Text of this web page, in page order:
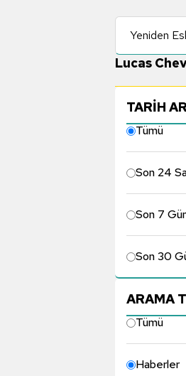
Yeniden
Lucas
TARİH
Tümü
Son 24
Son 7
Son 30
ARAMA
Tümü
Haberler